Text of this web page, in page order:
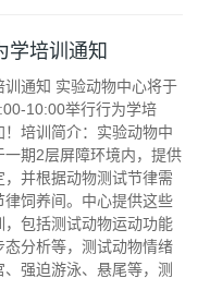
学培训通知
通知 实验动物中心将于
10:00举行行为学培
培训简介：实验动物中
期2层屏障环境内，提供
并根据动物测试节律需
饲养间。中心提供这些
包括测试动物运动功能
分析等，测试动物情绪
强迫游泳、悬尾等，测